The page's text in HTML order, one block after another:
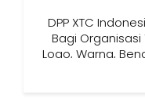
DPP XTC
Bagi
Logo, Warna,